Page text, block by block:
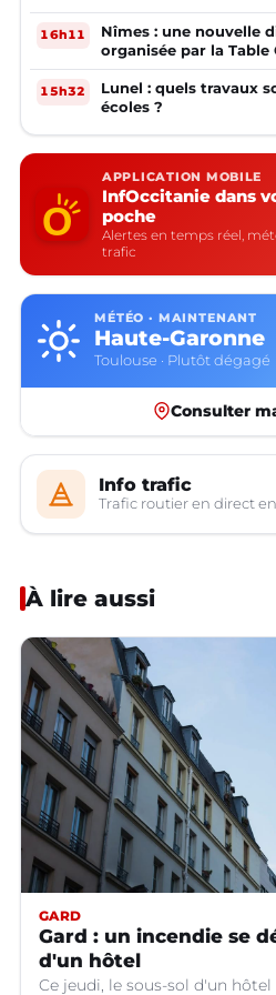
16h11
Nîmes : une nouvelle
organisée par la Table
15h32
Lunel : quels travaux
écoles ?
APPLICATION MOBILE
InfOccitanie dans
poche
Alertes en temps réel,
trafic
MÉTÉO · MAINTENANT
Haute-Garonne
Toulouse · Plutôt dégagé
Consulter
Info trafic
Trafic routier en direct
À lire aussi
GARD
Gard : un incendie se
d'un hôtel
Ce jeudi, le sous-sol d'un